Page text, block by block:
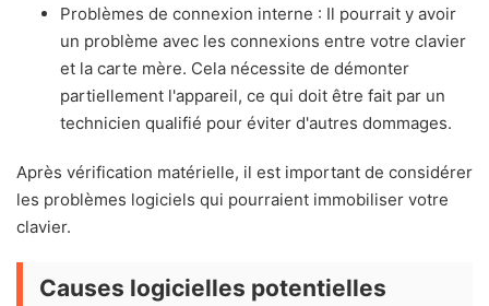
Problèmes de connexion interne : Il pourrait y avoir
un problème avec les connexions entre votre clavier
et la carte mère. Cela nécessite de démonter
partiellement l'appareil, ce qui doit être fait par un
technicien qualifié pour éviter d'autres dommages.
Après vérification matérielle, il est important de considérer
les problèmes logiciels qui pourraient immobiliser votre
clavier.
Causes logicielles potentielles